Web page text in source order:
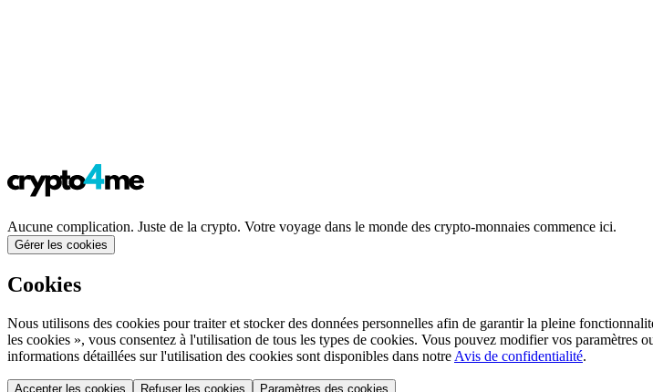
Aucune complication. Juste de la crypto. Votre voyage dans le monde des crypto-monnaies commence ici.
Gérer les cookies
Cookies
Nous utilisons des cookies pour traiter et stocker des données personnelles afin de garantir la pleine
les cookies », vous consentez à l'utilisation de tous les types de cookies. Vous pouvez modifier vos paramètres
informations détaillées sur l'utilisation des cookies sont disponibles dans notre Avis de confidentialité.
Accepter les cookies Refuser les cookies Paramètres des cookies